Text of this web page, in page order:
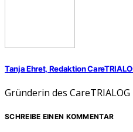
Tanja Ehret, Redaktion
Gründerin des CareTRIALOG
SCHREIBE EINEN KOMMENTAR